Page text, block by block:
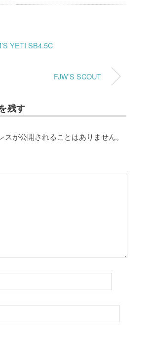
YETI SB4.5C
FJW’S SCOUT
残す
スが公開されることはありません。